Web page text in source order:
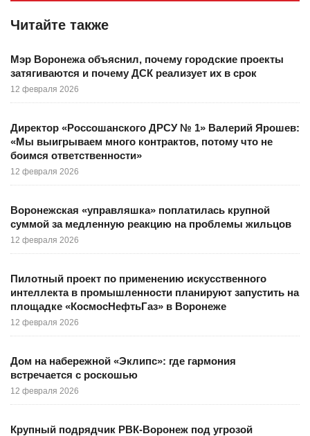
Читайте также
Мэр Воронежа объяснил, почему городские проекты
затягиваются и почему ДСК реализует их в срок
12 февраля 2026
Директор «Россошанского ДРСУ № 1» Валерий Ярошев:
«Мы выигрываем много контрактов, потому что не
боимся ответственности»
12 февраля 2026
Воронежская «управляшка» поплатилась крупной
суммой за медленную реакцию на проблемы жильцов
12 февраля 2026
Пилотный проект по применению искусственного
интеллекта в промышленности планируют запустить на
площадке «КосмосНефтьГаз» в Воронеже
12 февраля 2026
Дом на набережной «Эклипс»: где гармония
встречается с роскошью
12 февраля 2026
Крупный подрядчик РВК-Воронеж под угрозой